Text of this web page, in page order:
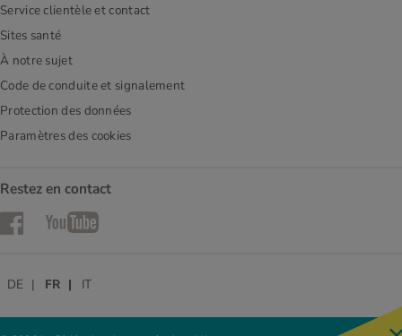
Service clientèle et contact
Sites santé
À notre sujet
Code de conduite et signalement
Protection des données
Paramètres des cookies
Restez en contact
FacebookYouTube
DE FR IT